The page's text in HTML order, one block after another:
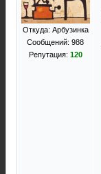
Откуда: Арбузинка
Сообщений: 988
Репутация: 120